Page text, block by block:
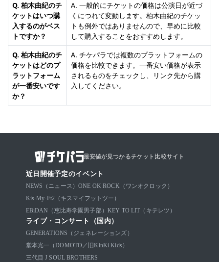
Q. 柏木由紀のチ
ケットはいつ購
入するのがベス
トですか？
A. 一般的にチケットの価格は公演日が近づ
くにつれて変動します。柏木由紀のチケッ
トも例外ではありませんので、早めに比較
して購入することをおすすめします。
Q. 柏木由紀のチ
ケットはどのプ
ラットフォーム
が一番安いです
か？
A. チケパラでは複数のプラットフォームの
価格を比較できます。一番安い価格が表示
されるものをチェックし、リンク先から購
入してください。
最安値が見つかるチケット比較サイト
近日開催予定のイベント
NEWS（ニュース） ONE OK ROCK（ワンオクロック）
Kis-My-Ft2（キスマイフットツー）
EBiDAN（恵比寿学園男子部） KEY TO LIT（キテレツ）
ライブ・コンサート（国内）
GENERATIONS（ジェネレーションズ）
堂本光一（DOMOTO／旧KinKi Kids）
三代目 J SOUL BROTHERS